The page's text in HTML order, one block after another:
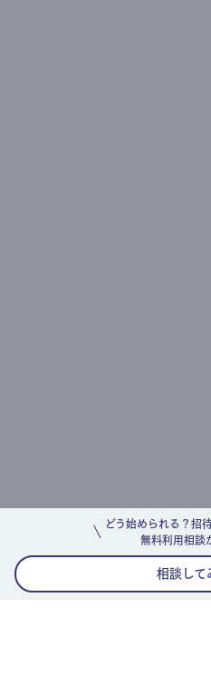
どう始められる？招
無料利用相談
相談して